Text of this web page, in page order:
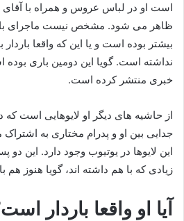
است او در لباس عروس و همراه با آقای
ظاهر می شود. مشخص نیست ماجرای
بیشتر بوده است و یا این که واقعا
نداشته است. گویا این دومین باری بوده
خبری منتشر کرده است.
از حاشیه های دیگر او لایوهایی است که
جدایی بین او و پدرام مختاری به
این لایوها در یوتیوب وجود دارد. این
زیادی که با هم داشته اند، گویا هنوز هم
آیا او واقعا باردار